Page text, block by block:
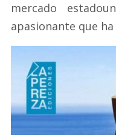
mercado
apasionante que